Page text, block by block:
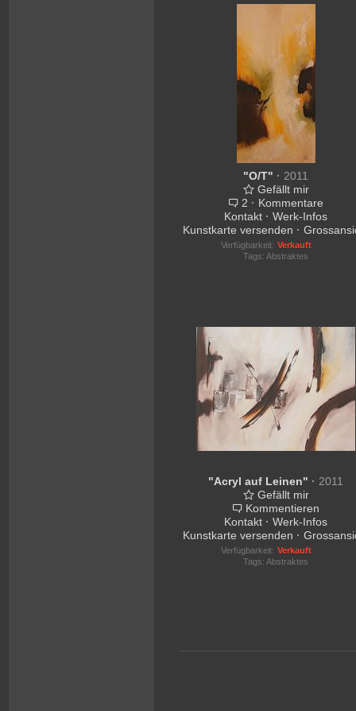
"O/T" · 2011
Gefällt mir
2 · Kommentare
Kontakt · Werk-Infos
Kunstkarte versenden ·
Verfügbarkeit: Verkauft
Tags:Abstraktes
"Acryl auf Leinen" · 2011
Gefällt mir
Kommentieren
Kontakt · Werk-Infos
Kunstkarte versenden ·
Verfügbarkeit: Verkauft
Tags:Abstraktes